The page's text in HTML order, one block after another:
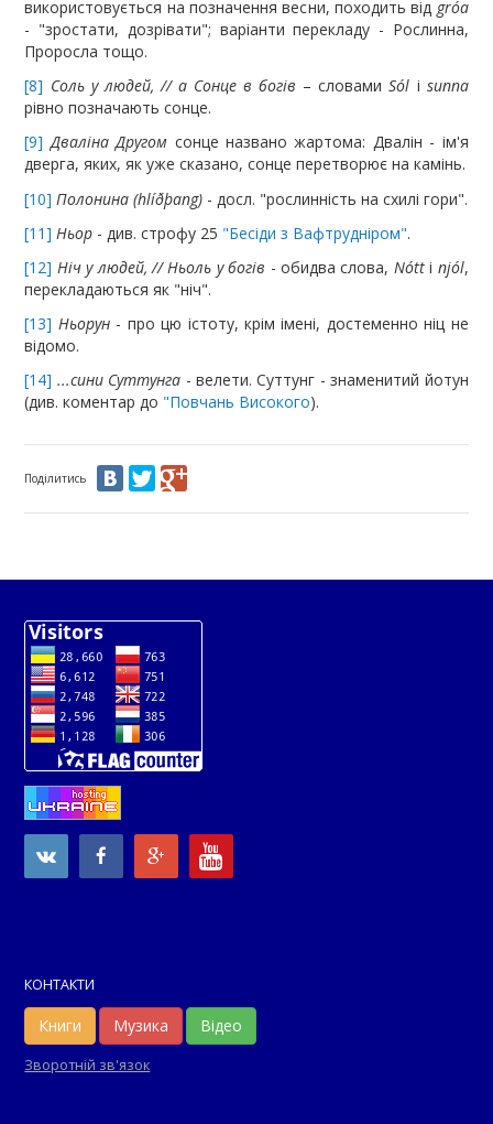
використовується на позначення весни, походить від gróa
- "зростати, дозрівати"; варіанти перекладу - Рослинна,
Проросла тощо.
[8] Соль у людей, // а Сонце в богів – словамиSól і sunna
рівно позначають сонце.
[9] Дваліна Другом сонце названо жартома: Двалін - ім'я
дверга, яких, як уже сказано, сонце перетворює на камінь.
[10] Полонина (hlíðþang) - досл. "рослинність на схилі гори".
[11] Ньор - див. строфу 25 "Бесіди з Вафтрудніром".
[12] Ніч у людей, // Ньоль у богів - обидва слова, Nóttі njól,
перекладаються як "ніч".
[13] Ньорун- про цю істоту, крім імені, достеменно ніц не
відомо.
[14] ...сини Суттунга - велети. Суттунг - знаменитий йотун
(див. коментар до "Повчань Високого).
Поділитись
КОНТАКТИ
Книги Музика Відео
Зворотній зв'язок